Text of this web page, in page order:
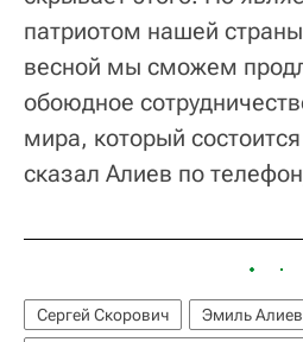
патриотом нашей
весной мы сможем
обоюдное
мира, который
сказал Алиев по
Сергей Скорович Эмиль Алиев